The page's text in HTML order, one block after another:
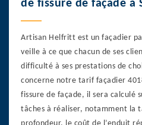
de fissure de façade à
Artisan Helfritt est un façadier
veille à ce que chacun de ses
difficulté à ses prestations de
concerne notre tarif façadier
fissure de façade, il sera calculé
tâches à réaliser, notamment la